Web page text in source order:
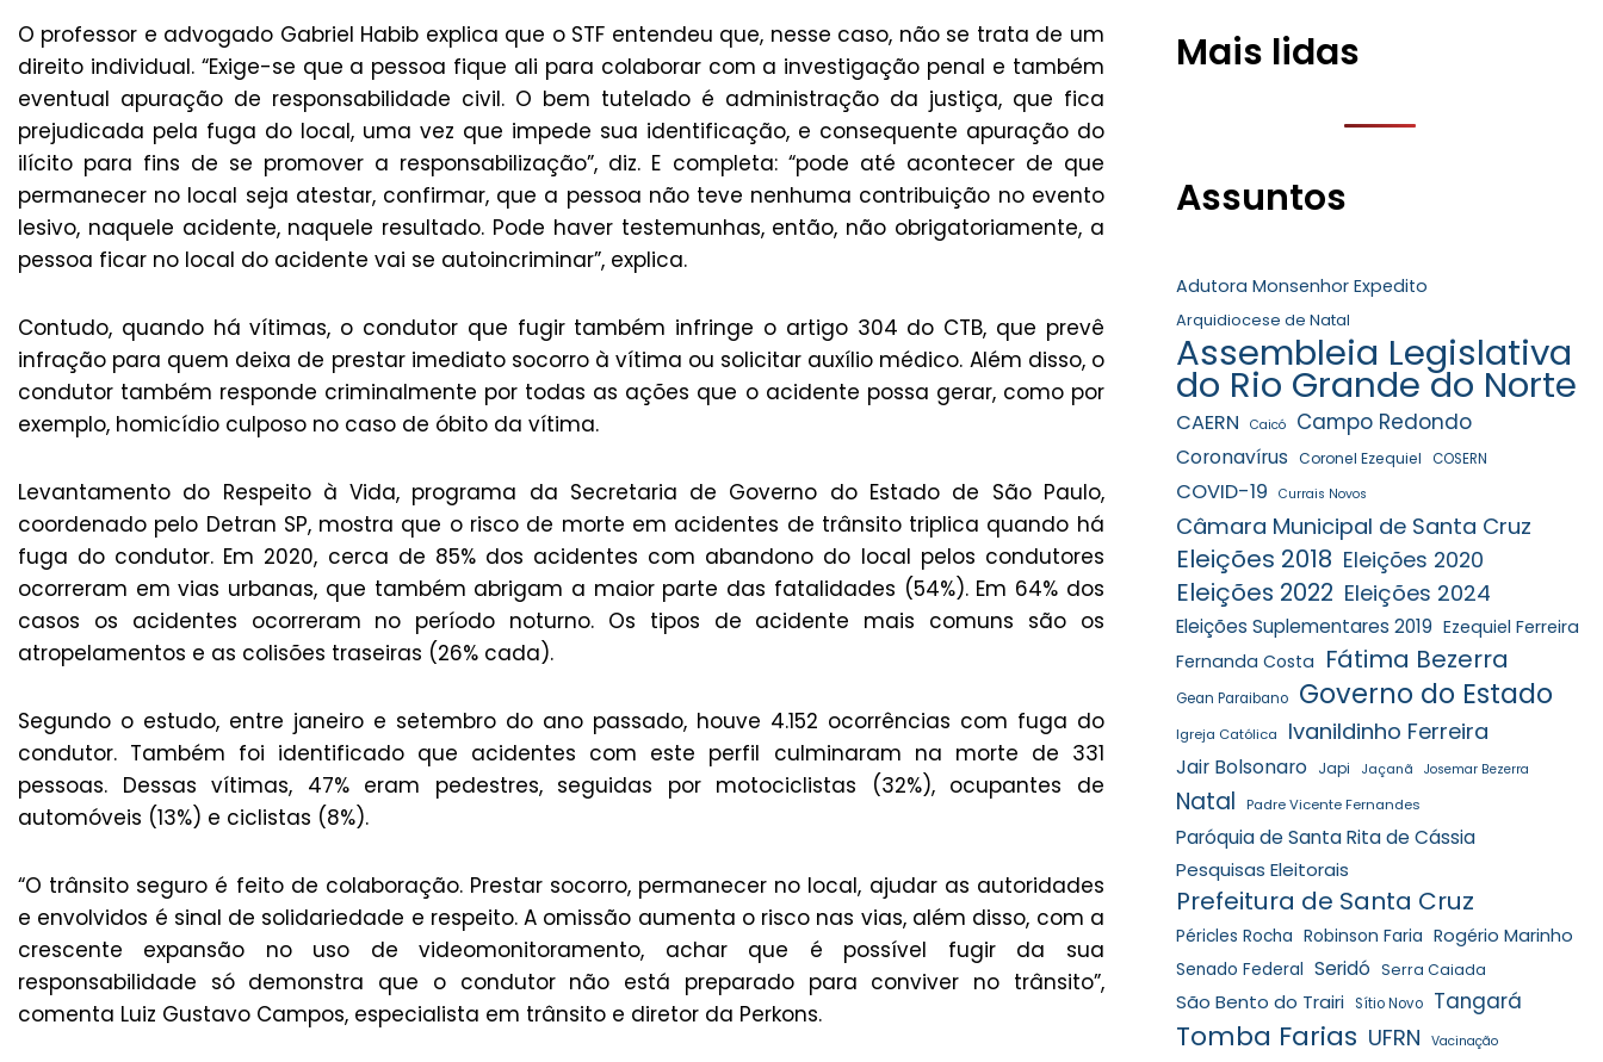
O professor e advogado Gabriel Habib explica que o STF entendeu que, nesse caso, não se trata de um
direito individual. “Exige-se que a pessoa fique ali para colaborar com a investigação penal e também
eventual apuração de responsabilidade civil. O bem tutelado é administração da justiça, que fica
prejudicada pela fuga do local, uma vez que impede sua identificação, e consequente apuração do
ilícito para fins de se promover a responsabilização”, diz. E completa: “pode até acontecer de que
permanecer no local seja atestar, confirmar, que a pessoa não teve nenhuma contribuição no evento
lesivo, naquele acidente, naquele resultado. Pode haver testemunhas, então, não obrigatoriamente, a
pessoa ficar no local do acidente vai se autoincriminar”, explica.
Contudo, quando há vítimas, o condutor que fugir também infringe o artigo 304 do CTB, que prevê
infração para quem deixa de prestar imediato socorro à vítima ou solicitar auxílio médico. Além disso, o
condutor também responde criminalmente por todas as ações que o acidente possa gerar, como por
exemplo, homicídio culposo no caso de óbito da vítima.
Levantamento do Respeito à Vida, programa da Secretaria de Governo do Estado de São Paulo,
coordenado pelo Detran SP, mostra que o risco de morte em acidentes de trânsito triplica quando há
fuga do condutor. Em 2020, cerca de 85% dos acidentes com abandono do local pelos condutores
ocorreram em vias urbanas, que também abrigam a maior parte das fatalidades (54%). Em 64% dos
casos os acidentes ocorreram no período noturno. Os tipos de acidente mais comuns são os
atropelamentos e as colisões traseiras (26% cada).
Segundo o estudo, entre janeiro e setembro do ano passado, houve 4.152 ocorrências com fuga do
condutor. Também foi identificado que acidentes com este perfil culminaram na morte de 331
pessoas. Dessas vítimas, 47% eram pedestres, seguidas por motociclistas (32%), ocupantes de
automóveis (13%) e ciclistas (8%).
“O trânsito seguro é feito de colaboração. Prestar socorro, permanecer no local, ajudar as autoridades
e envolvidos é sinal de solidariedade e respeito. A omissão aumenta o risco nas vias, além disso, com a
crescente expansão no uso de videomonitoramento, achar que é possível fugir da sua
responsabilidade só demonstra que o condutor não está preparado para conviver no trânsito”,
comenta Luiz Gustavo Campos, especialista em trânsito e diretor da Perkons.
Mais lidas
Assuntos
Adutora Monsenhor Expedito
Arquidiocese de Natal
Assembleia Legislativa
do Rio Grande do Norte
CAERN Caicó Campo Redondo
Coronavírus Coronel Ezequiel COSERN
COVID-19 Currais Novos
Câmara Municipal de Santa Cruz
Eleições 2018 Eleições 2020
Eleições 2022 Eleições 2024
Eleições Suplementares 2019 Ezequiel Ferreira
Fernanda Costa Fátima Bezerra
Gean Paraibano Governo do Estado
Igreja Católica Ivanildinho Ferreira
Jair Bolsonaro Japi Jaçanã Josemar Bezerra
Natal Padre Vicente Fernandes
Paróquia de Santa Rita de Cássia
Pesquisas Eleitorais
Prefeitura de Santa Cruz
Péricles Rocha Robinson Faria Rogério Marinho
Senado Federal Seridó Serra Caiada
São Bento do Trairi Sítio Novo Tangará
Tomba Farias UFRN Vacinação